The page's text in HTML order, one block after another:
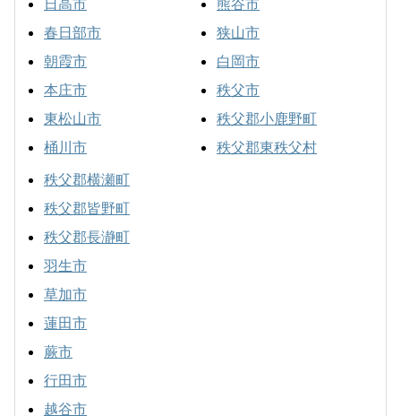
日高市
春日部市
朝霞市
本庄市
東松山市
桶川市
熊谷市
狭山市
白岡市
秩父市
秩父郡小鹿野町
秩父郡東秩父村
秩父郡横瀬町
秩父郡皆野町
秩父郡長瀞町
羽生市
草加市
蓮田市
蕨市
行田市
越谷市